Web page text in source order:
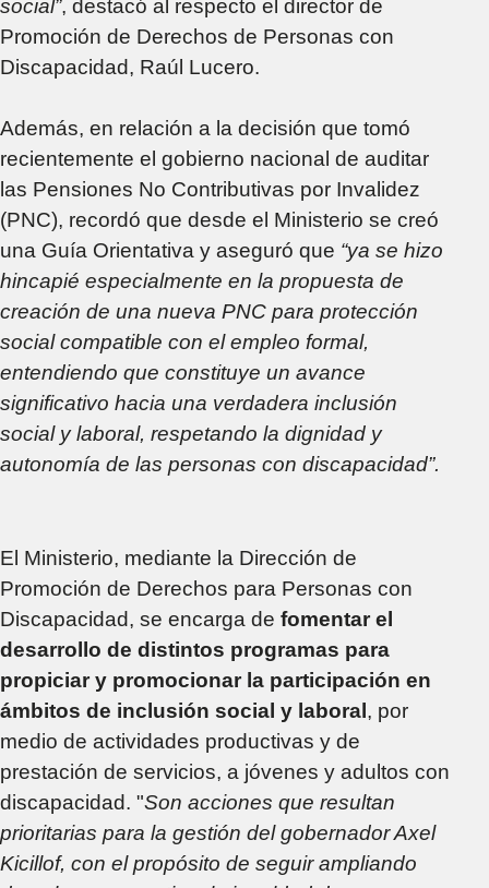
social”, destacó al respecto el director de
Promoción de Derechos de Personas con
Discapacidad, Raúl Lucero.
Además, en relación a la decisión que tomó
recientemente el gobierno nacional de auditar
las Pensiones No Contributivas por Invalidez
(PNC), recordó que desde el Ministerio se creó
una Guía Orientativa y aseguró que “ya se hizo
hincapié especialmente en la propuesta de
creación de una nueva PNC para protección
social compatible con el empleo formal,
entendiendo que constituye un avance
significativo hacia una verdadera inclusión
social y laboral, respetando la dignidad y
autonomía de las personas con discapacidad”.
El Ministerio, mediante la Dirección de
Promoción de Derechos para Personas con
Discapacidad, se encarga de fomentar el
desarrollo de distintos programas para
propiciar y promocionar la participación en
ámbitos de inclusión social y laboral , por
medio de actividades productivas y de
prestación de servicios, a jóvenes y adultos con
discapacidad. "Son acciones que resultan
prioritarias para la gestión del gobernador Axel
Kicillof, con el propósito de seguir ampliando